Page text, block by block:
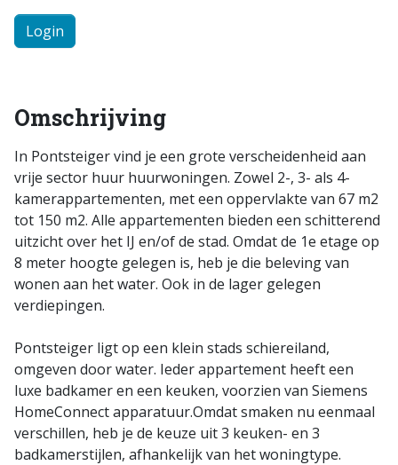
Login
Omschrijving
In Pontsteiger vind je een grote verscheidenheid aan
vrije sector huur huurwoningen. Zowel 2-, 3- als 4-
kamerappartementen, met een oppervlakte van 67 m2
tot 150 m2. Alle appartementen bieden een schitterend
uitzicht over het IJ en/of de stad. Omdat de 1e etage op
8 meter hoogte gelegen is, heb je die beleving van
wonen aan het water. Ook in de lager gelegen
verdiepingen.
Pontsteiger ligt op een klein stads schiereiland,
omgeven door water. Ieder appartement heeft een
luxe badkamer en een keuken, voorzien van Siemens
HomeConnect apparatuur.Omdat smaken nu eenmaal
verschillen, heb je de keuze uit 3 keuken- en 3
badkamerstijlen, afhankelijk van het woningtype.